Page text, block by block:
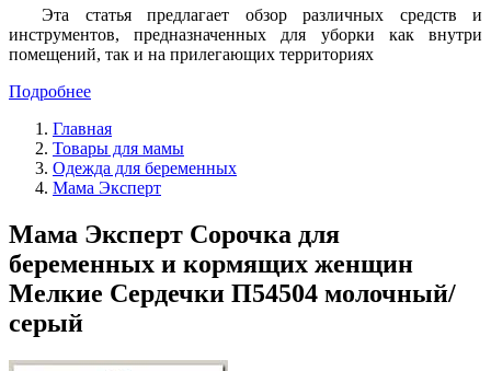
Эта статья предлагает обзор различных средств и
инструментов, предназначенных для уборки как внутри
помещений, так и на прилегающих территориях
Подробнее
Главная
Товары для мамы
Одежда для беременных
Мама Эксперт
Мама Эксперт Сорочка для
беременных и кормящих женщин
Мелкие Сердечки П54504 молочный/
серый